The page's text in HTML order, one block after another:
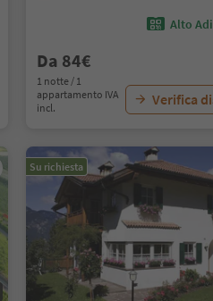
Alto
Da 84€
1 notte / 1
appartamento IVA
incl.
Verifica
Su richiesta